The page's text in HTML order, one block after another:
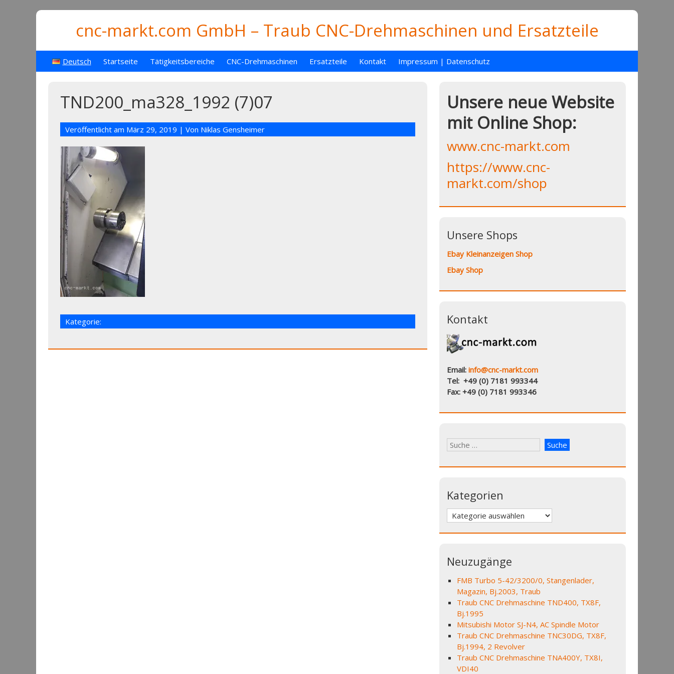
cnc-markt.com GmbH – Traub CNC-Drehmaschinen und Ersatzteile
Deutsch Startseite Tätigkeitsbereiche CNC-Drehmaschinen Ersatzteile Kontakt Impressum | Datenschutz
TND200_ma328_1992 (7)07
Veröffentlicht am März 29, 2019 | Von Niklas Gensheimer
Kategorie:
Unsere neue Website
mit Online Shop:
www.cnc-markt.com
https://www.cnc-
markt.com/shop
Unsere Shops
Ebay Kleinanzeigen Shop
Ebay Shop
Kontakt
Email: info@cnc-markt.com
Tel: +49 (0) 7181 993344
Fax: +49 (0) 7181 993346
Kategorien
Kategorien
Neuzugänge
FMB Turbo 5-42/3200/0, Stangenlader,
Magazin, Bj.2003, Traub
Traub CNC Drehmaschine TND400, TX8F,
Bj.1995
Mitsubishi Motor SJ-N4, AC Spindle Motor
Traub CNC Drehmaschine TNC30DG, TX8F,
Bj.1994, 2 Revolver
Traub CNC Drehmaschine TNA400Y, TX8I,
VDI40